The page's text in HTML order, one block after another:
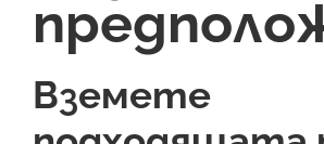
Вземете